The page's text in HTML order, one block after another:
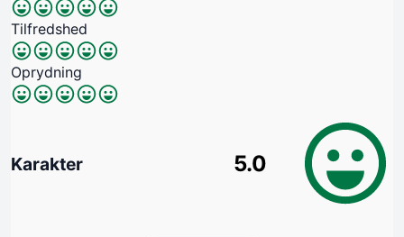
Tilfredshed
Oprydning
Karakter 5.0